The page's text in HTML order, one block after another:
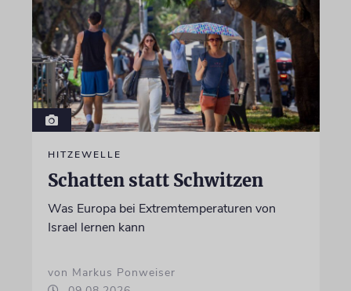
HITZEWELLE
Schatten statt Schwitzen
Was Europa bei Extremtemperaturen von
Israel lernen kann
von Markus Ponweiser